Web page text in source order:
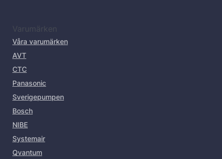
Varumärken
Våra varumärken
AVT
CTC
Panasonic
Sverigepumpen
Bosch
NIBE
Systemair
Qvantum